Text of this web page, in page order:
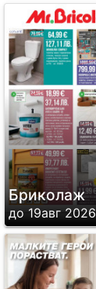
Бриколаж
до 19авг 2026